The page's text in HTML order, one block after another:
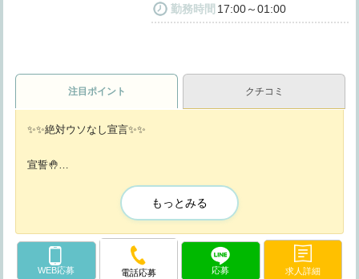
勤務時間 17:00～01:00
注目ポイント クチコミ
✨✨絶対ウソなし宣言✨✨
宣誓🤚
我々、K-Collectionは、
他の店舗のように時給を盛ったりせず、
求人情報にウソがないことを誓います！
【時給3,500円100%出せます！】
もっとみる
WEB応募 電話応募 応募 求人詳細